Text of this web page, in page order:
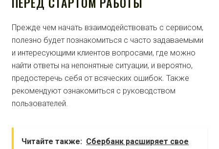
Прежде чем начать взаимодействовать с сервисом,
полезно будет познакомиться с часто задаваемыми
и интересующими клиентов вопросами, где можно
найти ответы на непонятные ситуации, и вероятно,
предостеречь себя от всяческих ошибок. Также
рекомендуют ознакомиться с руководством
пользователей.
Читайте также: Сбербанк расширяет свое